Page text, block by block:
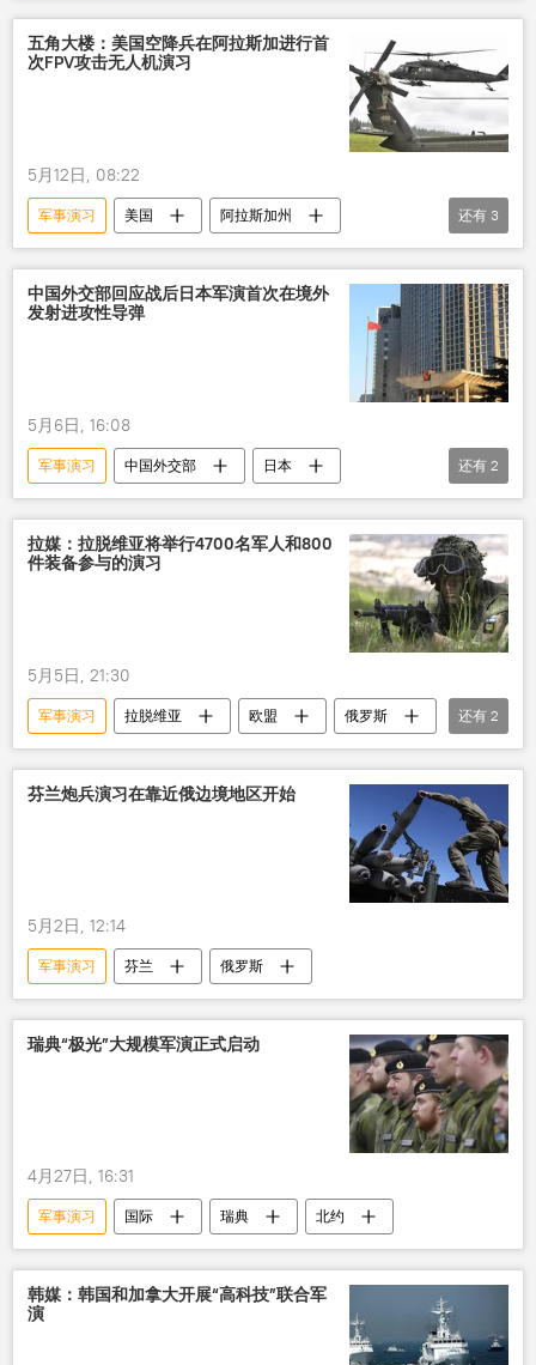
五角大楼：美国空降兵在阿拉斯加进行首
次FPV攻击无人机演习
5月12日, 08:22
军事演习 美国
阿拉斯加州
军事基地
空降兵 无人机
还有 3
中国外交部回应战后日本军演首次在境外
发射进攻性导弹
5月6日, 16:08
军事演习 中国外交部
日本
菲律宾
导弹 发射
还有 2
拉媒：拉脱维亚将举行4700名军人和800
件装备参与的演习
5月5日, 21:30
军事演习 拉脱维亚 欧盟
俄罗斯
北约
防御
还有 2
芬兰炮兵演习在靠近俄边境地区开始
5月2日, 12:14
军事演习 芬兰 俄罗斯
瑞典“极光”大规模军演正式启动
4月27日, 16:31
军事演习 国际 瑞典 北约
韩媒：韩国和加拿大开展“高科技”联合军
演